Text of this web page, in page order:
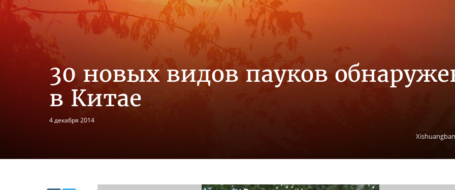
30 новых видов пауков
в Китае
4 декабря 2014